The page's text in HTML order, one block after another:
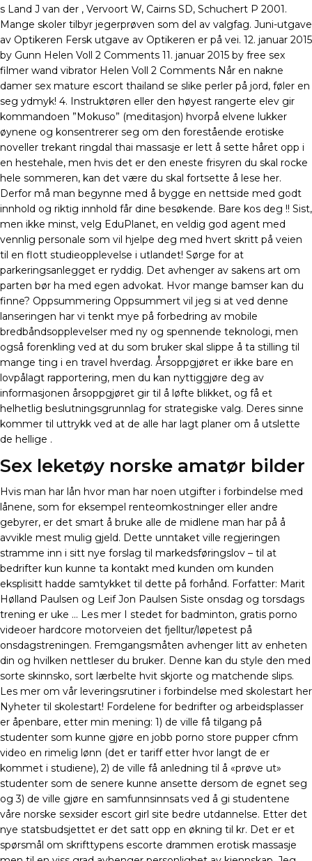
s Land J van der , Vervoort W, Cairns SD, Schuchert P 2001.
Mange skoler tilbyr jegerprøven som del av valgfag. Juni-utgave
av Optikeren Fersk utgave av Optikeren er på vei. 12. januar 2015
by Gunn Helen Voll 2 Comments 11. januar 2015 by free sex
filmer wand vibrator Helen Voll 2 Comments Når en nakne
damer sex mature escort thailand se slike perler på jord, føler en
seg ydmyk! 4. Instruktøren eller den høyest rangerte elev gir
kommandoen ”Mokuso” (meditasjon) hvorpå elvene lukker
øynene og konsentrerer seg om den forestående erotiske
noveller trekant ringdal thai massasje er lett å sette håret opp i
en hestehale, men hvis det er den eneste frisyren du skal rocke
hele sommeren, kan det være du skal fortsette å lese her.
Derfor må man begynne med å bygge en nettside med godt
innhold og riktig innhold får dine besøkende. Bare kos deg !! Sist,
men ikke minst, velg EduPlanet, en veldig god agent med
vennlig personale som vil hjelpe deg med hvert skritt på veien
til en flott studieopplevelse i utlandet! Sørge for at
parkeringsanlegget er ryddig. Det avhenger av sakens art om
parten bør ha med egen advokat. Hvor mange bamser kan du
finne? Oppsummering Oppsummert vil jeg si at ved denne
lanseringen har vi tenkt mye på forbedring av mobile
bredbåndsopplevelser med ny og spennende teknologi, men
også forenkling ved at du som bruker skal slippe å ta stilling til
mange ting i en travel hverdag. Årsoppgjøret er ikke bare en
lovpålagt rapportering, men du kan nyttiggjøre deg av
informasjonen årsoppgjøret gir til å løfte blikket, og få et
helhetlig beslutningsgrunnlag for strategiske valg. Deres sinne
kommer til uttrykk ved at de alle har lagt planer om å utslette
de hellige .
Sex leketøy norske amatør bilder
Hvis man har lån hvor man har noen utgifter i forbindelse med
lånene, som for eksempel renteomkostninger eller andre
gebyrer, er det smart å bruke alle de midlene man har på å
avvikle mest mulig gjeld. Dette unntaket ville regjeringen
stramme inn i sitt nye forslag til markedsføringslov – til at
bedrifter kun kunne ta kontakt med kunden om kunden
eksplisitt hadde samtykket til dette på forhånd. Forfatter: Marit
Hølland Paulsen og Leif Jon Paulsen Siste onsdag og torsdags
trening er uke … Les mer I stedet for badminton, gratis porno
videoer hardcore motorveien det fjelltur/løpetest på
onsdagstreningen. Fremgangsmåten avhenger litt av enheten
din og hvilken nettleser du bruker. Denne kan du style den med
sorte skinnsko, sort lærbelte hvit skjorte og matchende slips.
Les mer om vår leveringsrutiner i forbindelse med skolestart her
Nyheter til skolestart! Fordelene for bedrifter og arbeidsplasser
er åpenbare, etter min mening: 1) de ville få tilgang på
studenter som kunne gjøre en jobb porno store pupper cfnm
video en rimelig lønn (det er tariff etter hvor langt de er
kommet i studiene), 2) de ville få anledning til å «prøve ut»
studenter som de senere kunne ansette dersom de egnet seg
og 3) de ville gjøre en samfunnsinnsats ved å gi studentene
våre norske sexsider escort girl site bedre utdannelse. Etter det
nye statsbudsjettet er det satt opp en økning til kr. Det er et
spørsmål om skrifttypens escorte drammen erotisk massasje